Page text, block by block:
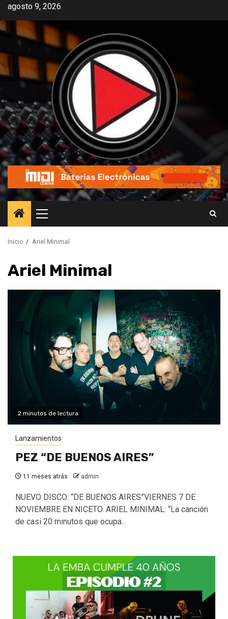
agosto 9, 2026
Inicio Ariel Minimal
Ariel Minimal
2 minutos de lectura
Lanzamientos
PEZ “DE BUENOS AIRES”
11 meses atrás admin
NUEVO DISCO: “DE BUENOS AIRES”VIERNES 7 DE
NOVIEMBRE EN NICETO. ARIEL MINIMAL: “La canción
de casi 20 minutos que ocupa...